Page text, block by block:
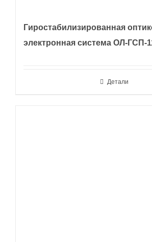
Гиростабилизированная
электронная система ОЛ-ГСП-
Детали